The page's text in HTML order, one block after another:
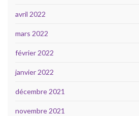
avril 2022
mars 2022
février 2022
janvier 2022
décembre 2021
novembre 2021